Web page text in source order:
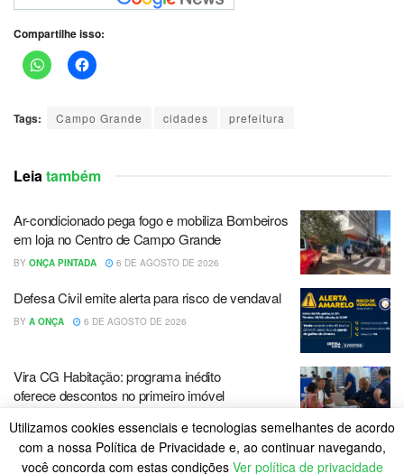
Compartilhe isso:
Tags: Campo Grande cidades prefeitura
Leiatambém
Ar-condicionado pega fogo e mobiliza Bombeiros
em loja no Centro de Campo Grande
BY ONÇA PINTADA 6 DE AGOSTO DE 2026
Defesa Civil emite alerta para risco de vendaval
BY A ONÇA 6 DE AGOSTO DE 2026
Vira CG Habitação: programa inédito
oferece descontos no primeiro imóvel
LOAD MORE
Utilizamos cookies essenciais e tecnologias semelhantes de acordo
com a nossa Política de Privacidade e, ao continuar navegando,
você concorda com estas condições Ver política de privacidade